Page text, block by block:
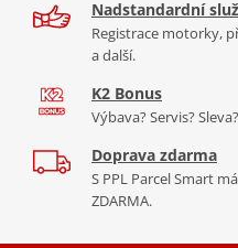
Nadstandardní
Registrace motorky,
a další.
K2 Bonus
Výbava? Servis?
Doprava zdarma
S PPL Parcel Smart
ZDARMA.